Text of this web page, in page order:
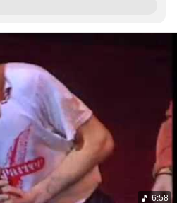
6:58